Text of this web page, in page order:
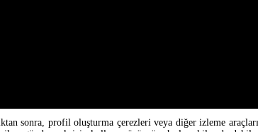
n °
sonra, profil oluşturma çerezleri veya diğer izleme